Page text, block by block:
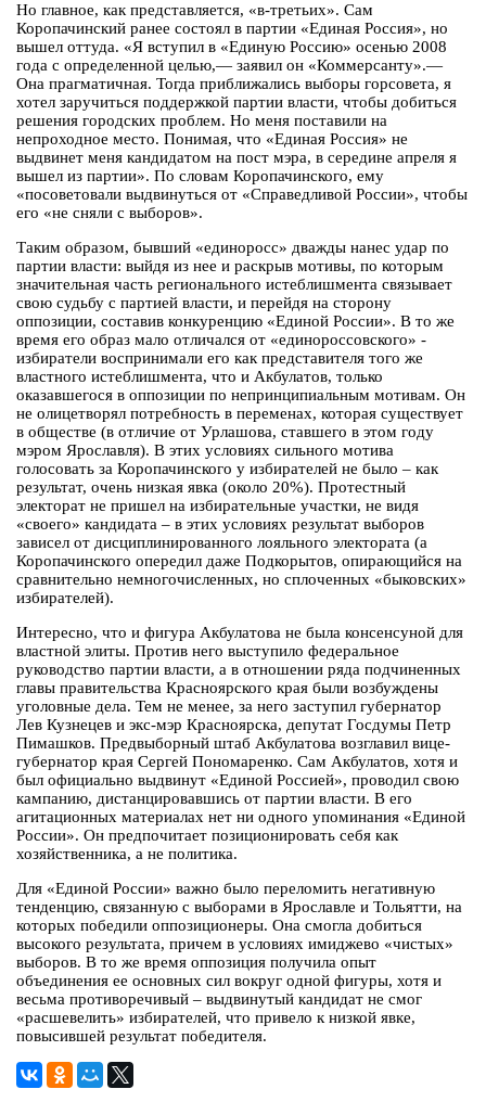
Но главное, как представляется, «в-третьих». Сам
Коропачинский ранее состоял в партии «Единая Россия», но
вышел оттуда. «Я вступил в «Единую Россию» осенью 2008
года с определенной целью,— заявил он «Коммерсанту».—
Она прагматичная. Тогда приближались выборы горсовета, я
хотел заручиться поддержкой партии власти, чтобы добиться
решения городских проблем. Но меня поставили на
непроходное место. Понимая, что «Единая Россия» не
выдвинет меня кандидатом на пост мэра, в середине апреля я
вышел из партии». По словам Коропачинского, ему
«посоветовали выдвинуться от «Справедливой России», чтобы
его «не сняли с выборов».
Таким образом, бывший «единоросс» дважды нанес удар по
партии власти: выйдя из нее и раскрыв мотивы, по которым
значительная часть регионального истеблишмента связывает
свою судьбу с партией власти, и перейдя на сторону
оппозиции, составив конкуренцию «Единой России». В то же
время его образ мало отличался от «единороссовского» -
избиратели воспринимали его как представителя того же
властного истеблишмента, что и Акбулатов, только
оказавшегося в оппозиции по непринципиальным мотивам. Он
не олицетворял потребность в переменах, которая существует
в обществе (в отличие от Урлашова, ставшего в этом году
мэром Ярославля). В этих условиях сильного мотива
голосовать за Коропачинского у избирателей не было – как
результат, очень низкая явка (около 20%). Протестный
электорат не пришел на избирательные участки, не видя
«своего» кандидата – в этих условиях результат выборов
зависел от дисциплинированного лояльного электората (а
Коропачинского опередил даже Подкорытов, опирающийся на
сравнительно немногочисленных, но сплоченных «быковских»
избирателей).
Интересно, что и фигура Акбулатова не была консенсуной для
властной элиты. Против него выступило федеральное
руководство партии власти, а в отношении ряда подчиненных
главы правительства Красноярского края были возбуждены
уголовные дела. Тем не менее, за него заступил губернатор
Лев Кузнецев и экс-мэр Красноярска, депутат Госдумы Петр
Пимашков. Предвыборный штаб Акбулатова возглавил вице-
губернатор края Сергей Пономаренко. Сам Акбулатов, хотя и
был официально выдвинут «Единой Россией», проводил свою
кампанию, дистанцировавшись от партии власти. В его
агитационных материалах нет ни одного упоминания «Единой
России». Он предпочитает позиционировать себя как
хозяйственника, а не политика.
Для «Единой России» важно было переломить негативную
тенденцию, связанную с выборами в Ярославле и Тольятти, на
которых победили оппозиционеры. Она смогла добиться
высокого результата, причем в условиях имиджево «чистых»
выборов. В то же время оппозиция получила опыт
объединения ее основных сил вокруг одной фигуры, хотя и
весьма противоречивый – выдвинутый кандидат не смог
«расшевелить» избирателей, что привело к низкой явке,
повысившей результат победителя.